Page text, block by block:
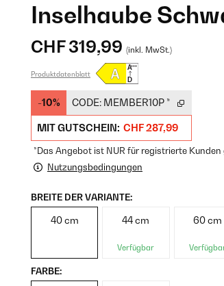
Inselhaube
CHF 319,99 (inkl. MwSt.)
Produktdatenblatt
-10% CODE: MEMBER10P *
MIT GUTSCHEIN: CHF 287,99
*Das Angebot ist NUR für registrierte Kunden
Nutzungsbedingungen
BREITE DER VARIANTE:
40 cm 44 cm
Verfügbar
60 cm
FARBE: